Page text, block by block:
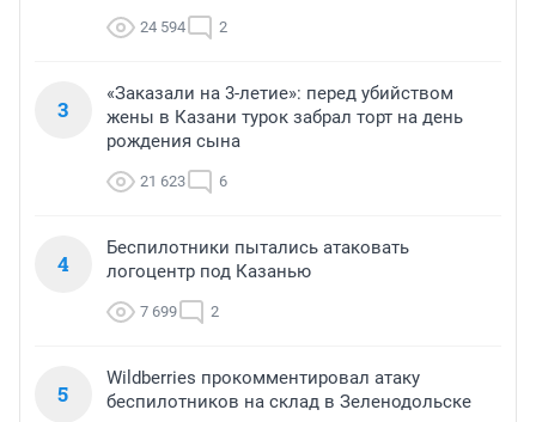
24 594 2
3
«Заказали на 3-летие»: перед убийством
жены в Казани турок забрал торт на день
рождения сына
21 623 6
4
Беспилотники пытались атаковать
логоцентр под Казанью
7 699 2
5
Wildberries прокомментировал атаку
беспилотников на склад в Зеленодольске